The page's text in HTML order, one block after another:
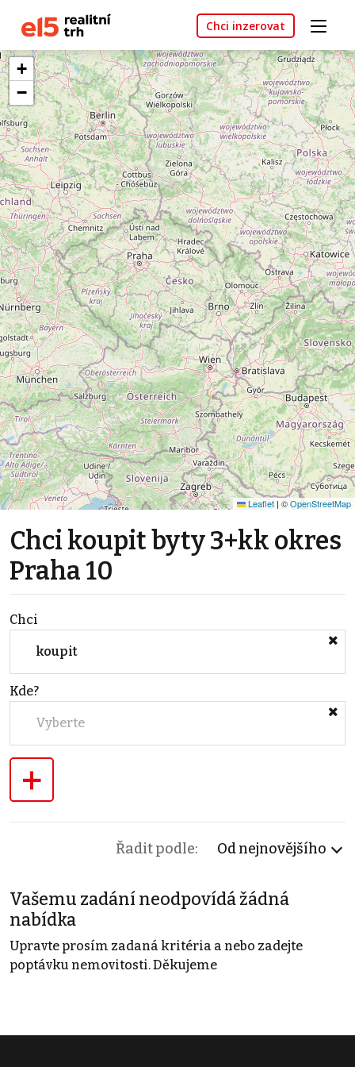
Chci inzerovat
+
−
Leaflet | ©OpenStreetMap
Chci koupit byty 3+kk okres
Praha 10
Chci
koupit
Kde?
Vyberte
+
Řadit podle: Od nejnovějšího
Vašemu zadání neodpovídá žádná
nabídka
Upravte prosím zadaná kritéria a nebo zadejte
poptávku nemovitosti. Děkujeme